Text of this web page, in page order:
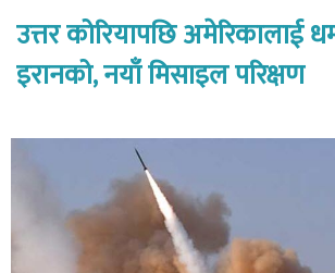
उत्तर कोरियापछि अमेरिकालाई
इरानको, नयाँ मिसाइल परिक्षण